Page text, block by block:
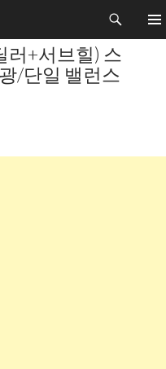
러+서브힐) 스
/단일 밸런스